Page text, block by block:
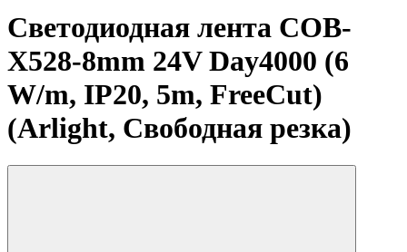
Светодиодная лента COB-
X528-8mm 24V Day4000 (6
W/m, IP20, 5m, FreeCut)
(Arlight, Свободная резка)